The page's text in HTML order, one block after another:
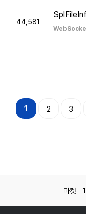
44,581
1 2 3
마켓